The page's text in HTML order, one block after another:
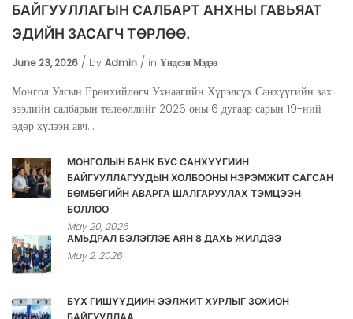
БАЙГУУЛЛАГЫН САЛБАРТ АНХНЫ ГАВЬЯАТ
ЭДИЙН ЗАСАГЧ ТӨРЛӨӨ.
June 23, 2026 by Admin in Үндсэн Мэдээ
Монгол Улсын Ерөнхийлөгч Ухнаагийн Хүрэлсүх Санхүүгийн зах
зээлийн салбарын төлөөллийг 2026 оны 6 дугаар сарын 19-ний
өдөр хүлээн авч...
МОНГОЛЫН БАНК БУС САНХҮҮГИЙН
БАЙГУУЛЛАГУУДЫН ХОЛБООНЫ НЭРЭМЖИТ САГСАН
БӨМБӨГИЙН АВАРГА ШАЛГАРУУЛАХ ТЭМЦЭЭН
БОЛЛОО
May 20, 2026
АМЬДРАЛ БЭЛЭГЛЭЕ АЯН 8 ДАХЬ ЖИЛДЭЭ
May 2, 2026
БҮХ ГИШҮҮДИЙН ЭЭЛЖИТ ХУРЛЫГ ЗОХИОН